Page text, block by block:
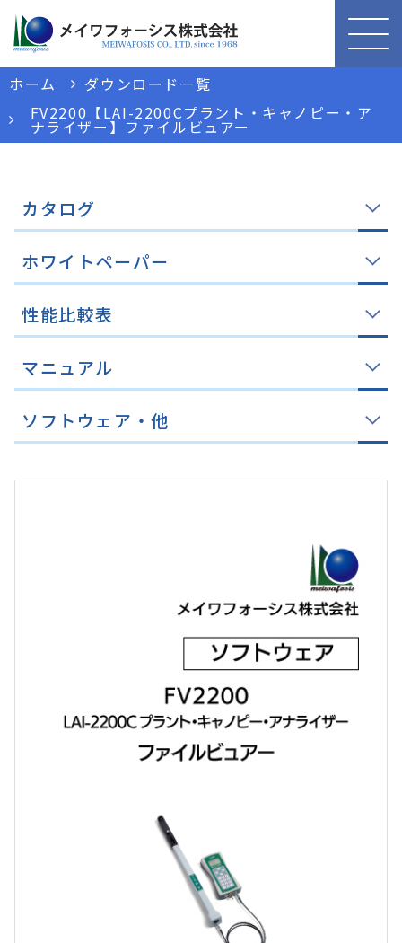
ホーム
ダウンロード一覧
FV2200【LAI-2200Cプラント・キャノピー・ア
ナライザー】ファイルビュアー
カタログ
ホワイトペーパー
性能比較表
マニュアル
ソフトウェア・他